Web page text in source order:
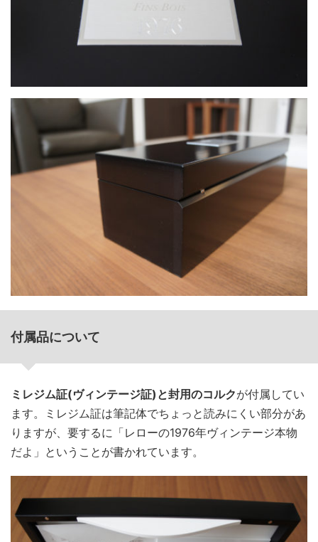
付属品について
ミレジム証(ヴィンテージ証)と封用のコルクが付属してい
ます。ミレジム証は筆記体でちょっと読みにくい部分があ
りますが、要するに「レローの1976年ヴィンテージ本物
だよ」ということが書かれています。